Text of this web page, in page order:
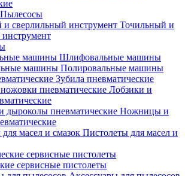
Пылесосы
Точильный и
Шлифовальные машины
Полировальные машины
Зубила пневматические
Лобзики и
Ножницы и
Пистолеты для масел и
сервисные пистолеты